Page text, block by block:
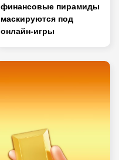
финансовые пирамиды
маскируются под
онлайн-игры